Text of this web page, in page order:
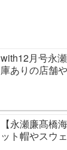
with12月号永
庫ありの店舗
【永瀬廉髙橋
ット帽やスウ